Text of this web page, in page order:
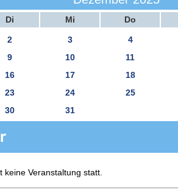
Di Mi Do
2 3
4
9 10
11
16 17
18
23 24
25
30 31
keine Veranstaltung statt.